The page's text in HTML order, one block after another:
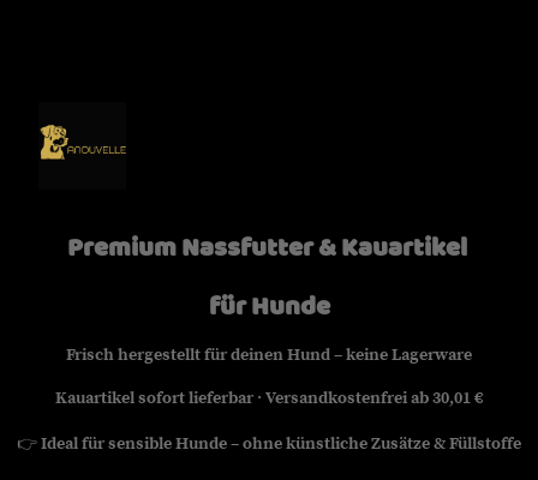
Premium Nassfutter & Kauartikel
für Hunde
Frisch hergestellt für deinen Hund – keine Lagerware
Kauartikel sofort lieferbar · Versandkostenfrei ab 30,01 €
👉Ideal für sensible Hunde – ohne künstliche Zusätze & Füllstoffe